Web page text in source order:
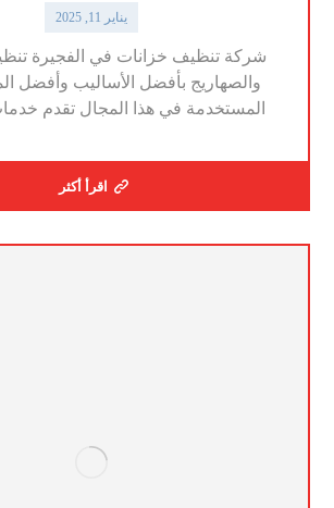
يناير 11, 2025
شركة تنظيف خزانات في الفجيرة
والصهاريج بأفضل الأساليب وأفضل
المستخدمة في هذا المجال تقدم
اقرأ أكثر